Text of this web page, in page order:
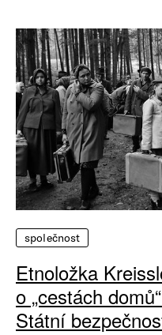
společnost
Etnoložka
o „cestách
Státní